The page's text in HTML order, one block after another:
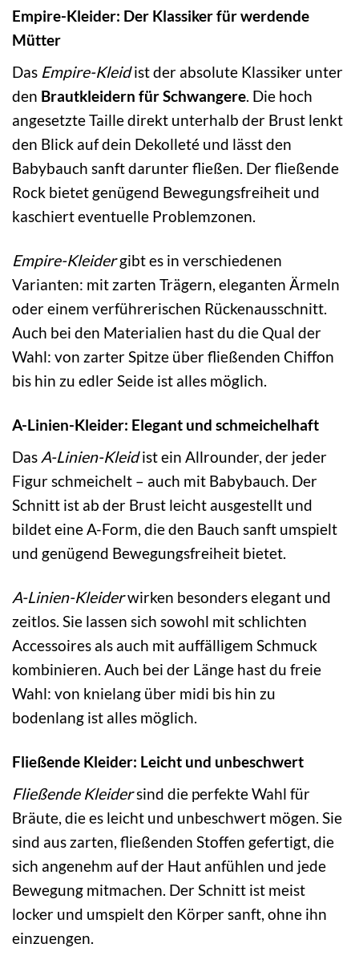
Empire-Kleider: Der Klassiker für werdende
Mütter
Das Empire-Kleidist der absolute Klassiker unter
den Brautkleidern für Schwangere. Die hoch
angesetzte Taille direkt unterhalb der Brust lenkt
den Blick auf dein Dekolleté und lässt den
Babybauch sanft darunter fließen. Der fließende
Rock bietet genügend Bewegungsfreiheit und
kaschiert eventuelle Problemzonen.
Empire-Kleidergibt es in verschiedenen
Varianten: mit zarten Trägern, eleganten Ärmeln
oder einem verführerischen Rückenausschnitt.
Auch bei den Materialien hast du die Qual der
Wahl: von zarter Spitze über fließenden Chiffon
bis hin zu edler Seide ist alles möglich.
A-Linien-Kleider: Elegant und schmeichelhaft
Das A-Linien-Kleidist ein Allrounder, der jeder
Figur schmeichelt – auch mit Babybauch. Der
Schnitt ist ab der Brust leicht ausgestellt und
bildet eine A-Form, die den Bauch sanft umspielt
und genügend Bewegungsfreiheit bietet.
A-Linien-Kleiderwirken besonders elegant und
zeitlos. Sie lassen sich sowohl mit schlichten
Accessoires als auch mit auffälligem Schmuck
kombinieren. Auch bei der Länge hast du freie
Wahl: von knielang über midi bis hin zu
bodenlang ist alles möglich.
Fließende Kleider: Leicht und unbeschwert
Fließende Kleidersind die perfekte Wahl für
Bräute, die es leicht und unbeschwert mögen. Sie
sind aus zarten, fließenden Stoffen gefertigt, die
sich angenehm auf der Haut anfühlen und jede
Bewegung mitmachen. Der Schnitt ist meist
locker und umspielt den Körper sanft, ohne ihn
einzuengen.